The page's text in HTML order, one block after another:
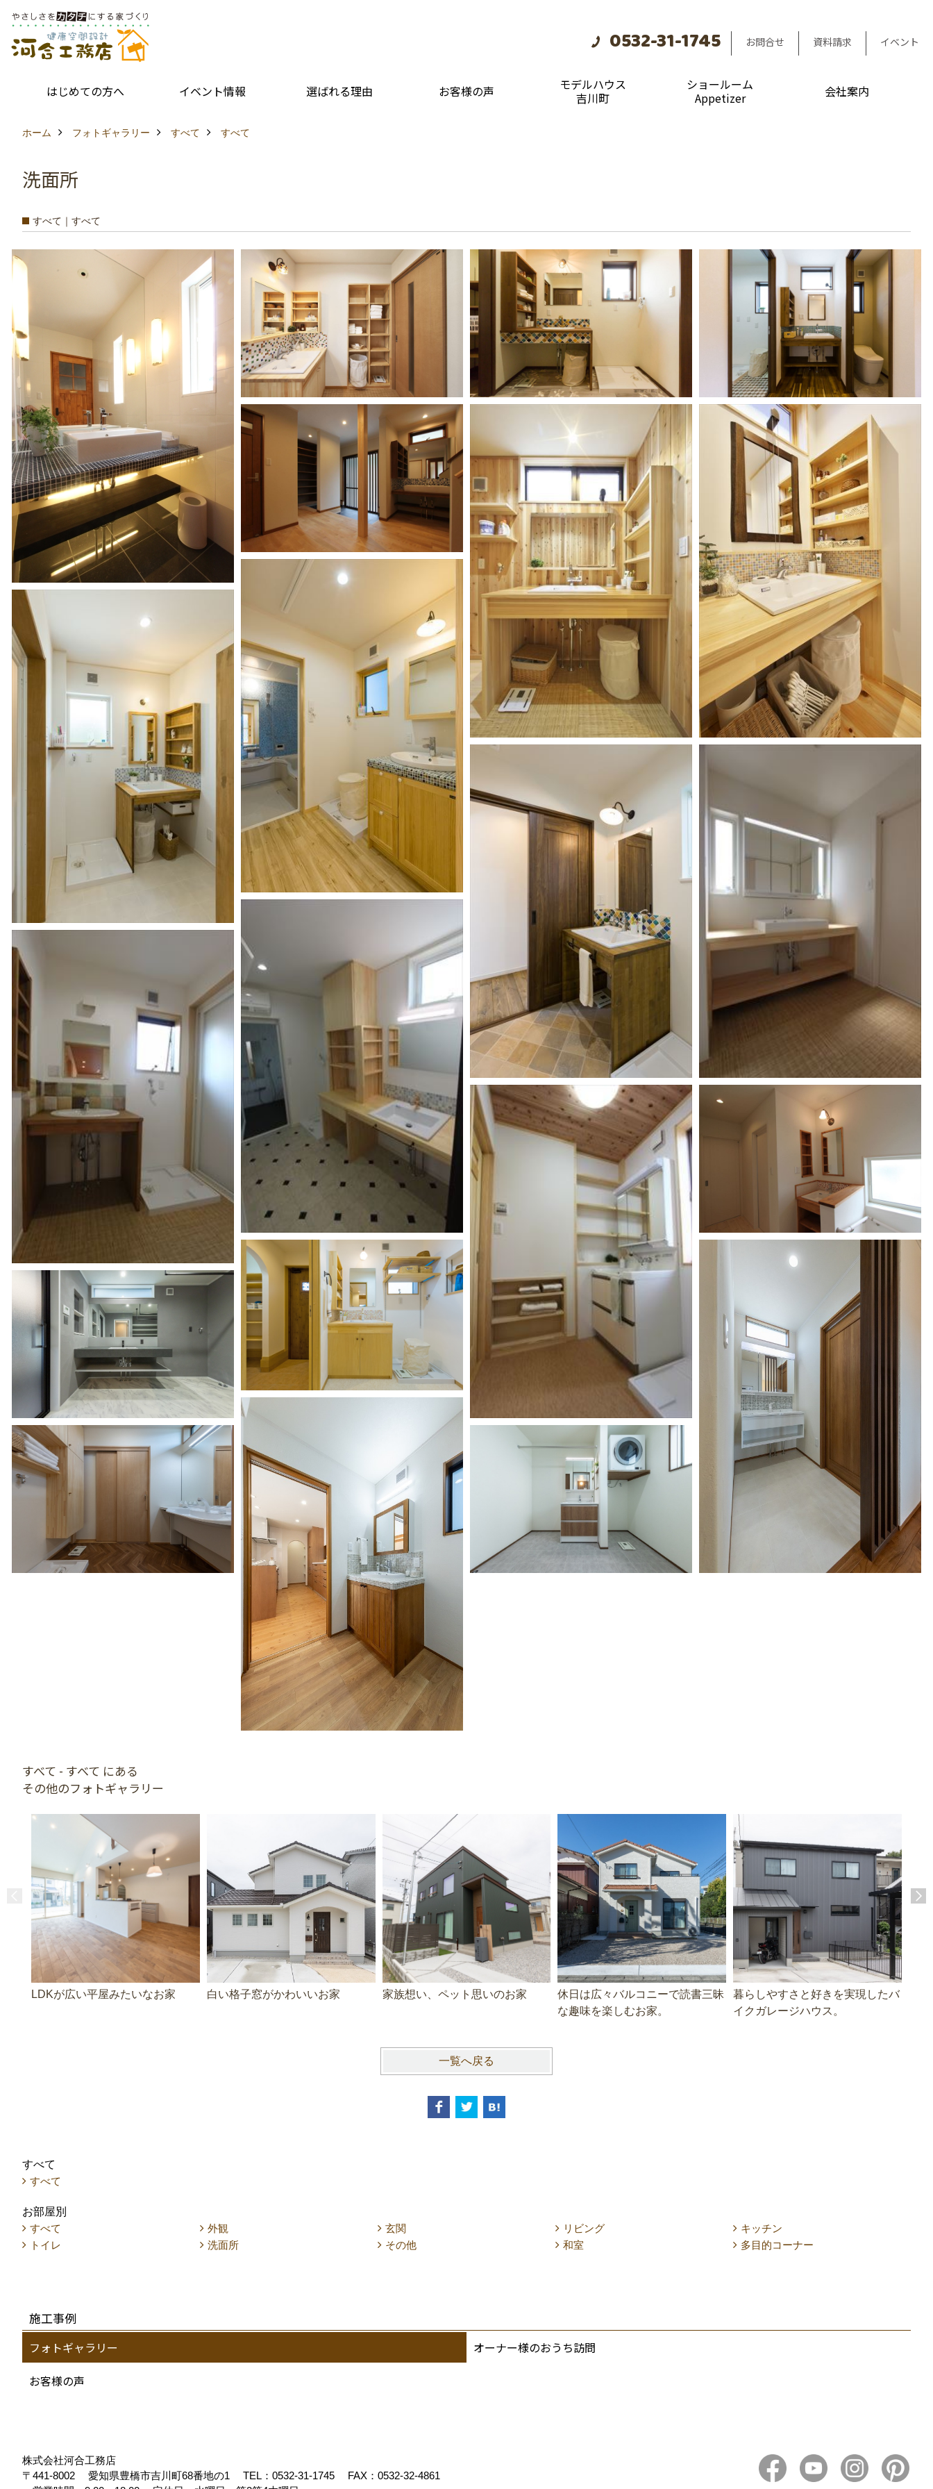
0532-31-1745 お問合せ 資料請求 イベント
はじめての方へ イベント情報 選ばれる理由 お客様の声
モデルハウス
吉川町
ショールーム
Appetizer
会社案内
ホーム フォトギャラリー すべて すべて
洗面所
すべて｜すべて
すべて - すべて にある
その他のフォトギャラリー
LDKが広い平屋みたいなお家 白い格子窓がかわいいお家 家族想い、ペット思いのお家
休日は広々バルコニーで読書三昧
な趣味を楽しむお家。
暮らしやすさと好きを実現したバ
イクガレージハウス。
一覧へ戻る
すべて
すべて
お部屋別
すべて
外観 玄関 リビング
キッチン
トイレ
洗面所 その他 和室 多目的コーナー
施工事例
フォトギャラリー
オーナー様のおうち訪問
お客様の声
株式会社河合工務店
〒441-8002
愛知県豊橋市吉川町68番地の1 TEL： 0532-31-1745
FAX：0532-32-4861